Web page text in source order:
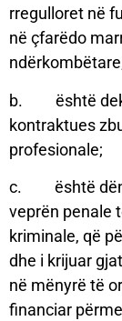
rregulloret në
në çfarëdo
b. është
kontraktues
profesionale;
c. është
veprën penale
kriminale, që
dhe i krijuar
në mënyrë të
financiar